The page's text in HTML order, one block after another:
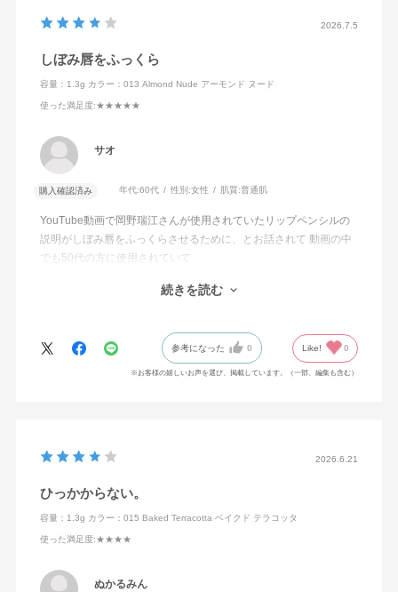
2026.7.5
しぼみ唇をふっくら
容量：1.3g カラー：013 Almond Nude アーモンド ヌード
使った満足度:★★★★★
サオ
購入確認済み 年代:60代 性別:女性 肌質:普通肌
YouTube動画で岡野瑞江さんが使用されていたリップペンシルの
説明がしぼみ唇をふっくらさせるために、とお話されて 動画の中
でも50代の方に使用されていて
続きを読む
参考になった 0 Like! 0
※お客様の嬉しいお声を選び、掲載しています。（一部、編集も含む）
2026.6.21
ひっかからない。
容量：1.3g カラー：015 Baked Terracotta ベイクド テラコッタ
使った満足度:★★★★
ぬかるみん